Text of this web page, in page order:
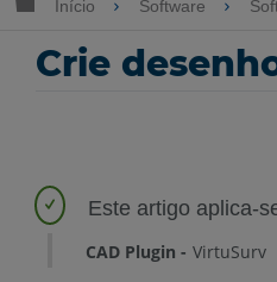
Início Software
Crie
CAD Plugin VirtuSurv